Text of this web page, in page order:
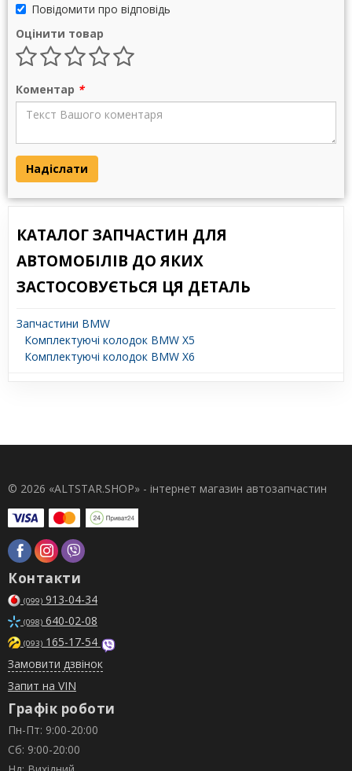
Повідомити про відповідь
Оцінити товар
Коментар *
Надіслати
КАТАЛОГ ЗАПЧАСТИН ДЛЯ
АВТОМОБІЛІВ ДО ЯКИХ
ЗАСТОСОВУЄТЬСЯ ЦЯ ДЕТАЛЬ
Запчастини BMW
Комплектуючі колодок BMW X5
Комплектуючі колодок BMW X6
© 2026 «ALTSTAR.SHOP» - інтернет магазин автозапчастин
Контакти
(099) 913-04-34
(098) 640-02-08
(093) 165-17-54
Замовити дзвінок
Запит на VIN
Графік роботи
Пн-Пт: 9:00-20:00
Сб: 9:00-20:00